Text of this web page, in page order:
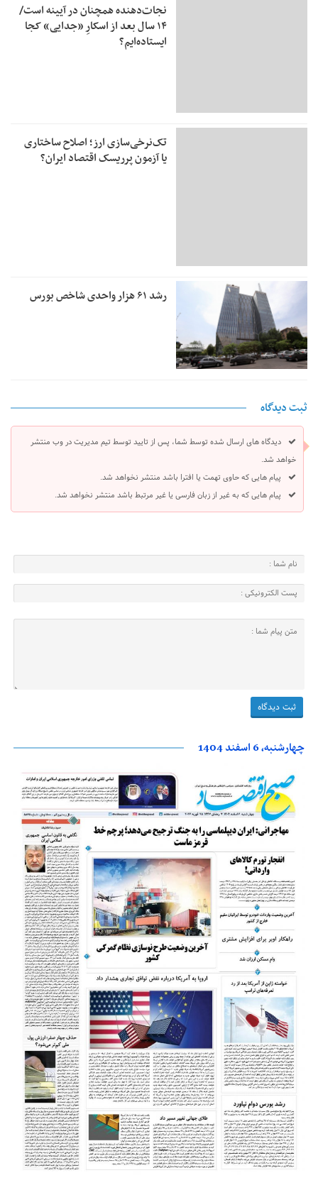
نجات‌دهنده‌ همچنان در آیینه است/
۱۴ سال بعد از اسکارِ «جدایی» کجا
ایستاده‌ایم؟
تک‌نرخی‌سازی ارز؛ اصلاح ساختاری
یا آزمون پرریسک اقتصاد ایران؟
رشد ۶۱ هزار واحدی شاخص بورس
ثبت دیدگاه
دیدگاه های ارسال شده توسط شما، پس از تایید توسط تیم مدیریت در وب منتشر
خواهد شد.
پیام هایی که حاوی تهمت یا افترا باشد منتشر نخواهد شد.
پیام هایی که به غیر از زبان فارسی یا غیر مرتبط باشد منتشر نخواهد شد.
چهارشنبه، 6 اسفند 1404